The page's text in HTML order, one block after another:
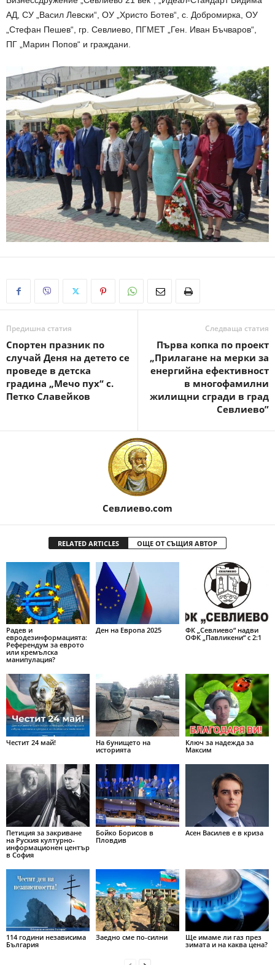
АД, СУ „Васил Левски“, ОУ „Христо Ботев“, с. Добромирка, ОУ
„Стефан Пешев“, гр. Севлиево, ПГМЕТ „Ген. Иван Бъчваров“,
ПГ „Марин Попов“ и граждани.
Предишна статия
Спортен празник по
случай Деня на детето се
проведе в детска
градина „Мечо пух“ с.
Петко Славейков
Следваща статия
Първа копка по проект
„Прилагане на мерки за
енергийна ефективност
в многофамилни
жилищни сгради в град
Севлиево”
Севлиево.com
RELATED ARTICLES ОЩЕ ОТ СЪЩИЯ АВТОР
Радев и
евродезинформацията:
Референдум за еврото
или кремълска
манипулация?
Ден на Европа 2025
ФК „Севлиево“ надви
ОФК „Павликени“ с 2:1
Честит 24 май!
На бунището на
историята
Ключ за надежда за
Максим
Петиция за закриване
на Руския културно-
информационен център
в София
Бойко Борисов в
Пловдив
Асен Василев е в криза
114 години независима
България
Заедно сме по-силни
Ще имаме ли газ през
зимата и на каква цена?